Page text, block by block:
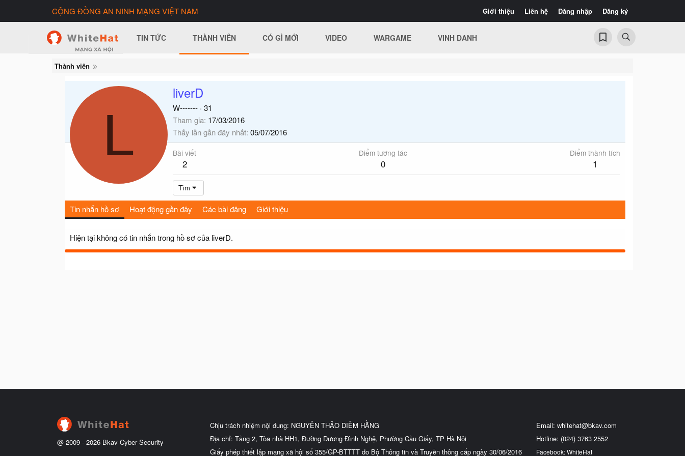
Giới thiệu Liên hệ Đăng nhập Đăng ký
CỘNG ĐỒNG AN NINH MẠNG VIỆT NAM
TIN TỨC THÀNH VIÊN CÓ GÌ MỚI VIDEO WARGAME VINH DANH
Thành viên
L
liverD
W------- · 31
Tham gia 17/03/2016
Thấy lần gần đây nhất 05/07/2016
Bài viết
2
Điểm tương tác
0
Điểm thành tích
1
Tìm
Tin nhắn hồ sơ Hoạt động gần đây Các bài đăng Giới thiệu
Hiện tại không có tin nhắn trong hồ sơ của liverD.
@ 2009 - 2026 Bkav Cyber Security
Chịu trách nhiệm nội dung: NGUYỄN THẢO DIỄM HẰNG
Địa chỉ: Tầng 2, Tòa nhà HH1, Đường Dương Đình Nghệ, Phường Cầu Giấy, TP Hà Nội
Giấy phép thiết lập mạng xã hội số 355/GP-BTTTT do Bộ Thông tin và Truyền thông cấp ngày 30/06/2016
Email: whitehat@bkav.com
Hotline: (024) 3763 2552
Facebook: WhiteHat